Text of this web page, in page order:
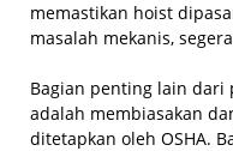
memastikan hoist
masalah mekanis,
Bagian penting lain
adalah membiasakan
ditetapkan oleh OSHA.